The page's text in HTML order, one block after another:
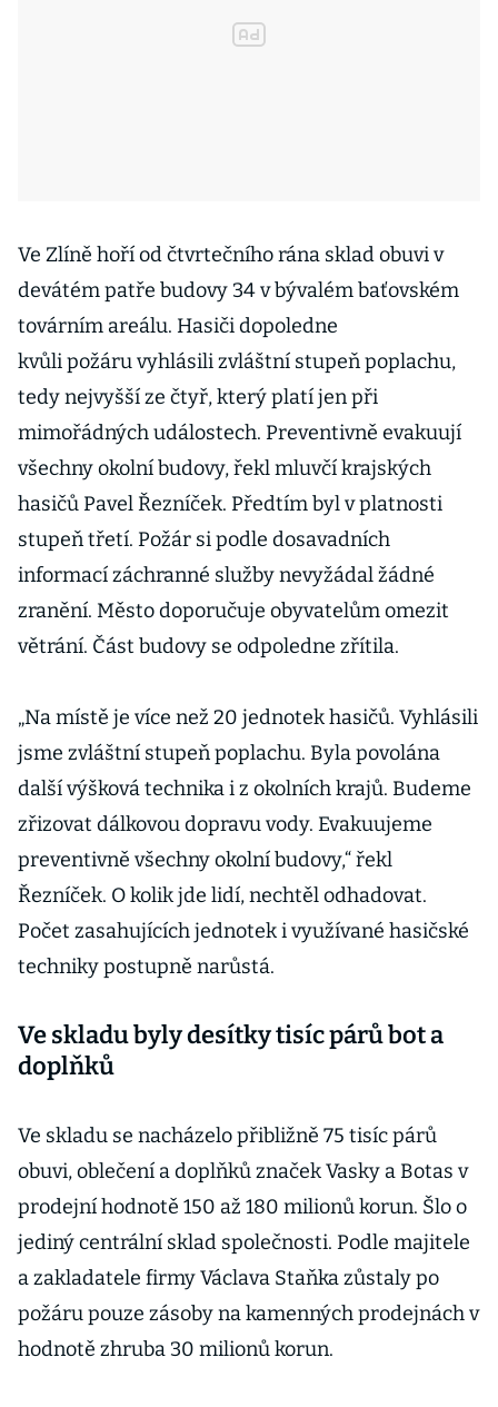
Ve Zlíně hoří od čtvrtečního rána sklad obuvi v
devátém patře budovy 34 v bývalém baťovském
továrním areálu. Hasiči dopoledne
kvůli požáru vyhlásili zvláštní stupeň poplachu,
tedy nejvyšší ze čtyř, který platí jen při
mimořádných událostech. Preventivně evakuují
všechny okolní budovy, řekl mluvčí krajských
hasičů Pavel Řezníček. Předtím byl v platnosti
stupeň třetí. Požár si podle dosavadních
informací záchranné služby nevyžádal žádné
zranění. Město doporučuje obyvatelům omezit
větrání. Část budovy se odpoledne zřítila.
„Na místě je více než 20 jednotek hasičů. Vyhlásili
jsme zvláštní stupeň poplachu. Byla povolána
další výšková technika i z okolních krajů. Budeme
zřizovat dálkovou dopravu vody. Evakuujeme
preventivně všechny okolní budovy,“ řekl
Řezníček. O kolik jde lidí, nechtěl odhadovat.
Počet zasahujících jednotek i využívané hasičské
techniky postupně narůstá.
Ve skladu byly desítky tisíc párů bot a
doplňků
Ve skladu se nacházelo přibližně 75 tisíc párů
obuvi, oblečení a doplňků značek Vasky a Botas v
prodejní hodnotě 150 až 180 milionů korun. Šlo o
jediný centrální sklad společnosti. Podle majitele
a zakladatele firmy Václava Staňka zůstaly po
požáru pouze zásoby na kamenných prodejnách v
hodnotě zhruba 30 milionů korun.